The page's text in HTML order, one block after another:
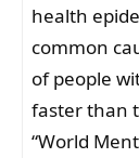
health
common
of people
faster than
“World